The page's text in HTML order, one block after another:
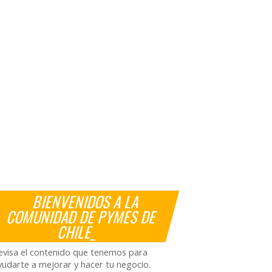
BIENVENIDOS A LA
COMUNIDAD DE PYMES DE
CHILE_
el contenido que tenemos para
a mejorar y hacer tu negocio.